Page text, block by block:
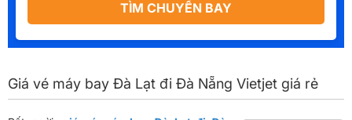
TÌM CHUYẾN BAY
Giá vé máy bay Đà Lạt đi Đà Nẵng Vietjet giá rẻ